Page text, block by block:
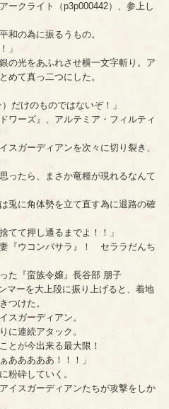
ークライト（p3p000442）、参上し
和の為に振るうもの。
」
の光をあふれさせ横一文字斬り。ア
めて真っ二つにした。
だけのものではないぞ！」
ワーズ』、アルテミア・フィルティ
ガーディアンを次々に切り裂き、
ったら、まさか竜種が現れるなんて
兎に角体勢を立て直す為に退路の確
て押し通るまでよ！！」
『ウコンバサラ』！ セララだんち
た『蛮族令嬢』長谷部 朋子
マーを大上段に振り上げると、着地
つけた。
スガーディアン。
に連続アタック。
とが今出来る最大限！
ああああ！！！」
粉砕していく。
イスガーディアンたちが攻撃をしか